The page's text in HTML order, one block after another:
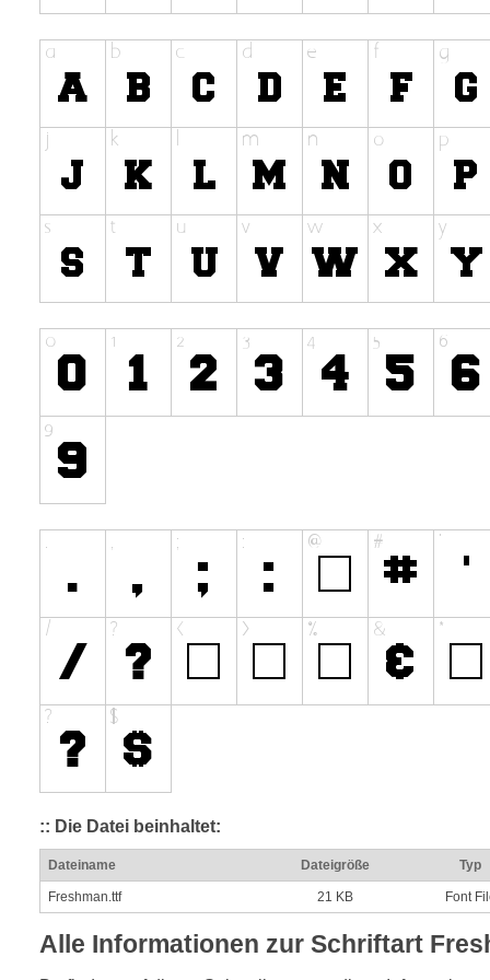
:: Die Datei beinhaltet:
Dateiname Dateigröße Typ
Freshman.ttf 21 KB Font
Alle Informationen zur Schriftart